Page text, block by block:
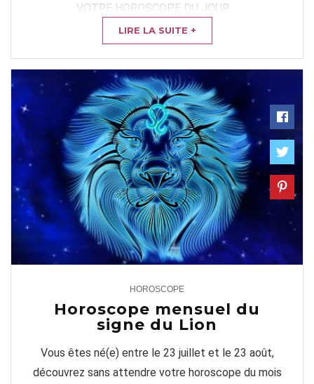
VOTRE HOROSCOPE DU JOUR ...
LIRE LA SUITE +
2
HOROSCOPE
Horoscope mensuel du
signe du Lion
Vous êtes né(e) entre le 23 juillet et le 23 août,
découvrez sans attendre votre horoscope du mois